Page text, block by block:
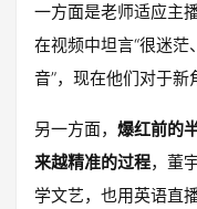
一方面是老师适应主
在视频中坦言“很迷
音”，现在他们对于新
另一方面， 爆红前的
来越精准的过程，董
学文艺，也用英语直